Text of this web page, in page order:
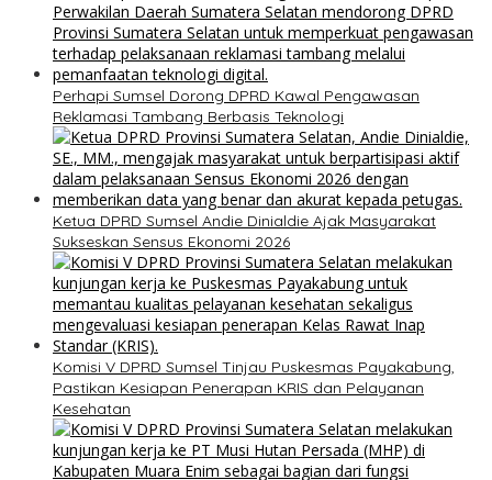
Perhapi Sumsel Dorong DPRD Kawal Pengawasan
Reklamasi Tambang Berbasis Teknologi
Ketua DPRD Sumsel Andie Dinialdie Ajak Masyarakat
Sukseskan Sensus Ekonomi 2026
Komisi V DPRD Sumsel Tinjau Puskesmas Payakabung,
Pastikan Kesiapan Penerapan KRIS dan Pelayanan
Kesehatan